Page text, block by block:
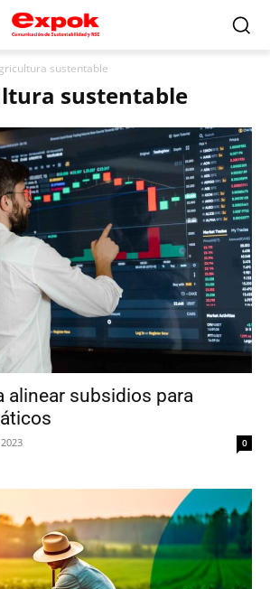
sustentable
sustentable
alinear subsidios para
0